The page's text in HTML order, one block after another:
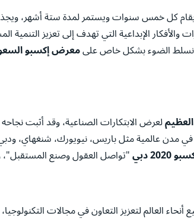
كل خمس سنوات ويستمر لمدة ستة أشهر،
الإبداعية التي تهدف إلى تعزيز التنمية
ونسلط الضوء بشكل خاص علىمعرض إكسبو
لعرض الابتكارات الصناعية، وقد أثبت
مدن عالمية مثل باريس، نيويورك، شنغهاي،
2020 دبي "تواصل العقول وصنع المستقبل"،
العالم لتعزيز التعاون في مجالات التكنولوجيا،